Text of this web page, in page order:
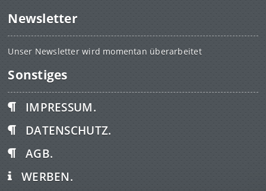
Newsletter
Unser Newsletter wird momentan überarbeitet
Sonstiges
IMPRESSUM.
DATENSCHUTZ.
AGB.
WERBEN.